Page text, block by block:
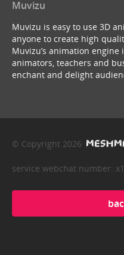
Muvizu
Muvizu is easy to use 3D
anyone to create high
Muvizu’s animation
animators, teachers and
enchant and delight
© Copyright 2026
service webchat number: